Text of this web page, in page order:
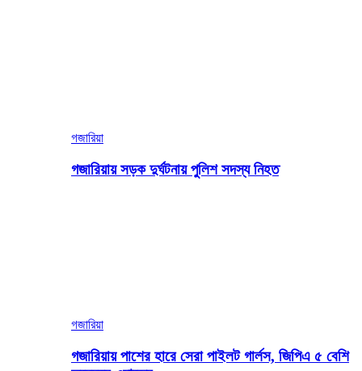
গজারিয়া
গজারিয়ায় সড়ক দুর্ঘটনায় পুলিশ সদস্য নিহত
গজারিয়া
গজারিয়ায় পাশের হারে সেরা পাইলট গার্লস, জিপিএ ৫ বেশি